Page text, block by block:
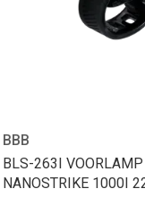
BBB
BLS-263I VOORLAMP
NANOSTRIKE 1000I